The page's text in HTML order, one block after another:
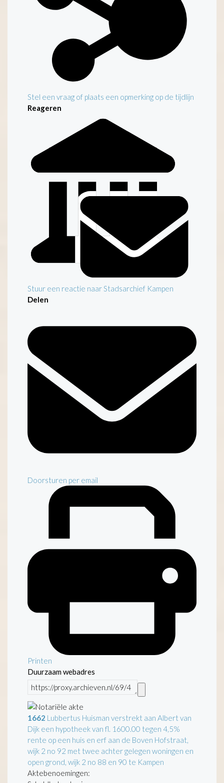
Stel een vraag of plaats een opmerking op de tijdlijn
Reageren
Stuur een reactie naar Stadsarchief Kampen
Delen
Doorsturen per email
Printen
Duurzaam webadres
1662 Lubbertus Huisman verstrekt aan Albert van
Dijk een hypotheek van fl. 1600.00 tegen 4,5%
rente op een huis en erf aan de Boven Hofstraat,
wijk 2 no 92 met twee achter gelegen woningen en
open grond, wijk 2 no 88 en 90 te Kampen
Aktebenoemingen: